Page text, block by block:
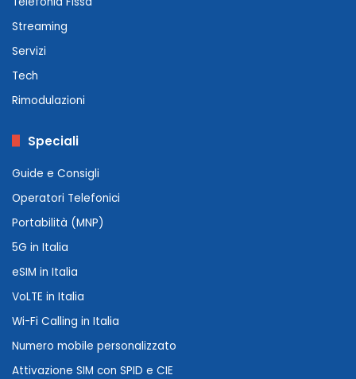
Streaming
Servizi
Tech
Rimodulazioni
Speciali
Guide e Consigli
Operatori Telefonici
Portabilità (MNP)
5G in Italia
eSIM in Italia
VoLTE in Italia
Wi-Fi Calling in Italia
Numero mobile personalizzato
Attivazione SIM con SPID e CIE